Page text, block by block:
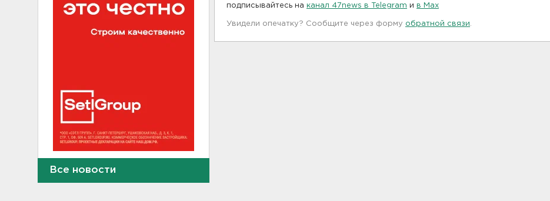
задержали за кражу денег и
украшений
Все новости
подписывайтесь на канал 47news в Telegram и в Maх
Увидели опечатку? Сообщите через форму обратной связи